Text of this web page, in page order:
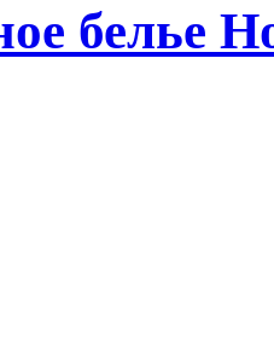
белье